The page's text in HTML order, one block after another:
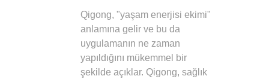
Qigong, "yaşam enerjisi ekimi"
anlamına gelir ve bu da
uygulamanın ne zaman
yapıldığını mükemmel bir
şekilde açıklar. Qigong, sağlık